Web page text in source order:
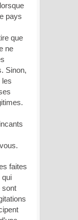
pays
que
ne
Sinon,
les
faites
qui
sont